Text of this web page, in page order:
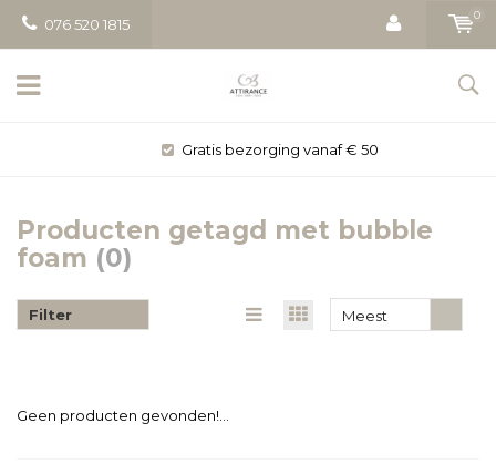
076 520 1815
0
Gratis bezorging vanaf € 50
Producten getagd met bubble
foam (0)
Filter
Meest
Geen producten gevonden!...